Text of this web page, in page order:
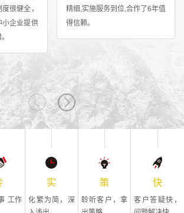
很健全，
小企业提供
精细,实施服务到位,合作了6年值
得信赖。
工作
实
化繁为简，深
策
聆听客户，拿
快
客户答疑快，